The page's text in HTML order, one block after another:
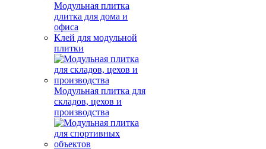
Модульная плитка
длитка для дома и
офиса
Клей для модульной
плитки
Модульная плитка для
складов, цехов и
производства